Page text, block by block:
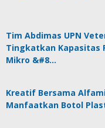
Tim Abdimas UPN
Tingkatkan Kapasitas
Mikro &#8…
Kreatif Bersama
Manfaatkan Botol